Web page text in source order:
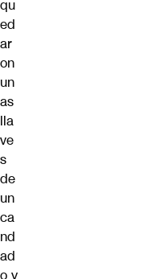
qu
ed
ar
on
un
as
lla
ve
s
de
un
ca
nd
ad
o y